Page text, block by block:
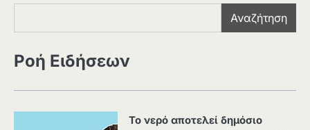
Αναζήτηση
Ροή Ειδήσεων
Το νερό αποτελεί δημόσιο